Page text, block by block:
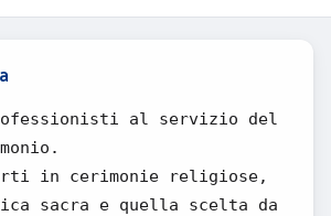
al servizio del
in cerimonie religiose,
sacra e quella scelta da